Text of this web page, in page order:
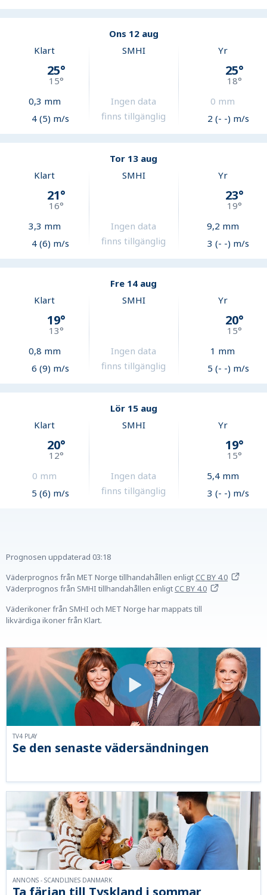
Ons 12 aug
Klart
25°
15°
0,3 mm
4 (5) m/s
SMHI
Ingen data
finns tillgänglig
Yr
25°
18°
0 mm
2 (- -) m/s
Tor 13 aug
Klart
21°
16°
3,3 mm
4 (6) m/s
SMHI
Ingen data
finns tillgänglig
Yr
23°
19°
9,2 mm
3 (- -) m/s
Fre 14 aug
Klart
19°
13°
0,8 mm
6 (9) m/s
SMHI
Ingen data
finns tillgänglig
Yr
20°
15°
1 mm
5 (- -) m/s
Lör 15 aug
Klart
20°
12°
0 mm
5 (6) m/s
SMHI
Ingen data
finns tillgänglig
Yr
19°
15°
5,4mm
3 (- -) m/s
Prognosen uppdaterad 03:18
Väderprognos från MET Norge tillhandahållen enligtCC BY 4.0
Väderprognos från SMHI tillhandahållen enligtCC BY 4.0
Väderikoner från SMHI och MET Norge har mappats till
likvärdiga ikoner från Klart.
Se den senaste vädersändningen
TV4 PLAY
ANNONS - SCANDLINES DANMARK